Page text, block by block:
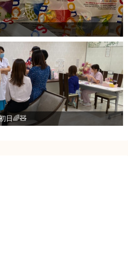
日🌈🧸